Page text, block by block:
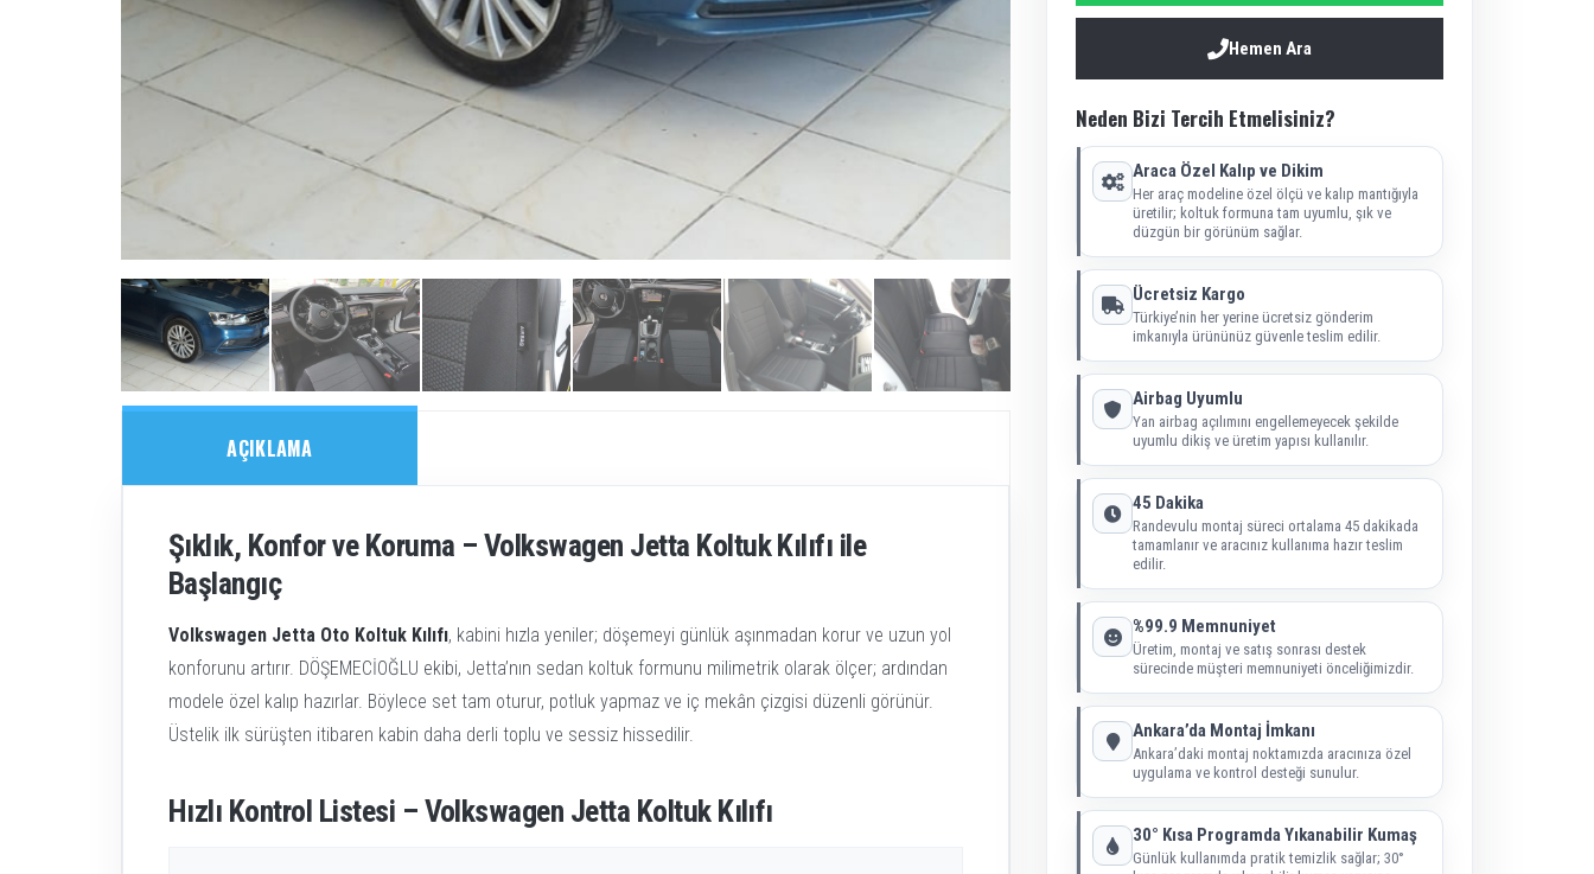
AÇIKLAMA
Şıklık, Konfor ve Koruma – Volkswagen Jetta Koltuk Kılıfı ile
Başlangıç
Volkswagen Jetta Oto Koltuk Kılıfı, kabini hızla yeniler; döşemeyi günlük aşınmadan korur ve uzun yol
konforunu artırır. DÖŞEMECİOĞLU ekibi, Jetta’nın sedan koltuk formunu milimetrik olarak ölçer; ardından
modele özel kalıp hazırlar. Böylece set tam oturur, potluk yapmaz ve iç mekân çizgisi düzenli görünür.
Üstelik ilk sürüşten itibaren kabin daha derli toplu ve sessiz hissedilir.
Hızlı Kontrol Listesi – Volkswagen Jetta Koltuk Kılıfı
Hemen Ara
Neden Bizi Tercih Etmelisiniz?
Araca Özel Kalıp ve Dikim
Her araç modeline özel ölçü ve kalıp mantığıyla
üretilir; koltuk formuna tam uyumlu, şık ve
düzgün bir görünüm sağlar.
Ücretsiz Kargo
Türkiye’nin her yerine ücretsiz gönderim
imkanıyla ürününüz güvenle teslim edilir.
Airbag Uyumlu
Yan airbag açılımını engellemeyecek şekilde
uyumlu dikiş ve üretim yapısı kullanılır.
45 Dakika
Randevulu montaj süreci ortalama 45 dakikada
tamamlanır ve aracınız kullanıma hazır teslim
edilir.
%99.9 Memnuniyet
Üretim, montaj ve satış sonrası destek
sürecinde müşteri memnuniyeti önceliğimizdir.
Ankara’da Montaj İmkanı
Ankara’daki montaj noktamızda aracınıza özel
uygulama ve kontrol desteği sunulur.
30° Kısa Programda Yıkanabilir Kumaş
Günlük kullanımda pratik temizlik sağlar; 30°